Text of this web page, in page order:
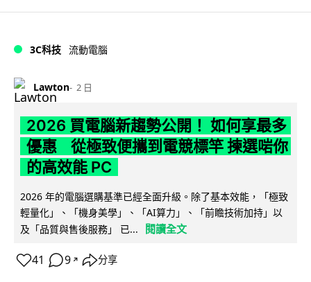
3C科技 流動電腦
Lawton 2 日
2026 買電腦新趨勢公開！ 如何享最多
優惠 從極致便攜到電競標竿 揀選啱你
的高效能 PC
2026 年的電腦選購基準已經全面升級。除了基本效能，「極致
輕量化」、「機身美學」、「AI算力」、「前瞻技術加持」以
及「品質與售後服務」 已...
閱讀全文
41 9 ↗ 分享